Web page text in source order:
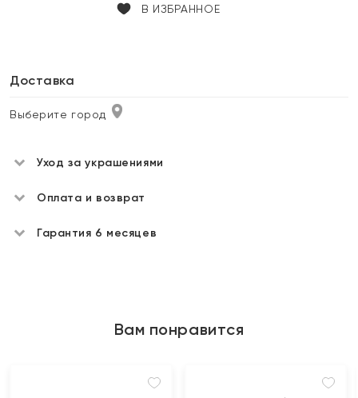
В ИЗБРАННОЕ
Доставка
Выберите город
Уход за украшениями
Оплата и возврат
Гарантия 6 месяцев
Вам понравится